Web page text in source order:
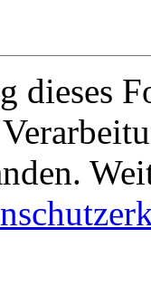
dieses